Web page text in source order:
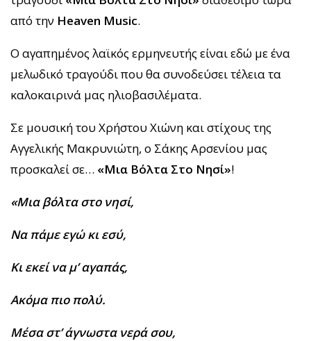
από την Heaven Music.
Ο αγαπημένος λαϊκός ερμηνευτής είναι εδώ με ένα
μελωδικό τραγούδι που θα συνοδεύσει τέλεια τα
καλοκαιρινά μας ηλιοβασιλέματα.
Σε μουσική του Χρήστου Χιώνη και στίχους της
Αγγελικής Μακρυνιώτη, ο Σάκης Αρσενίου μας
προσκαλεί σε… «Μια Βόλτα Στο Νησί»!
«Μια βόλτα στο νησί,
Να πάμε εγώ κι εσύ,
Κι εκεί να μ’ αγαπάς,
Ακόμα πιο πολύ.
Μέσα στ’ άγνωστα νερά σου,